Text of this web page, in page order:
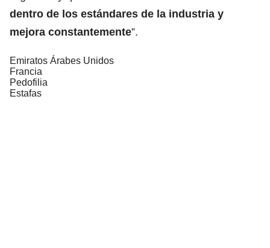
dentro de los estándares de la industria y
mejora constantemente”.
Emiratos Árabes Unidos
Francia
Pedofilia
Estafas